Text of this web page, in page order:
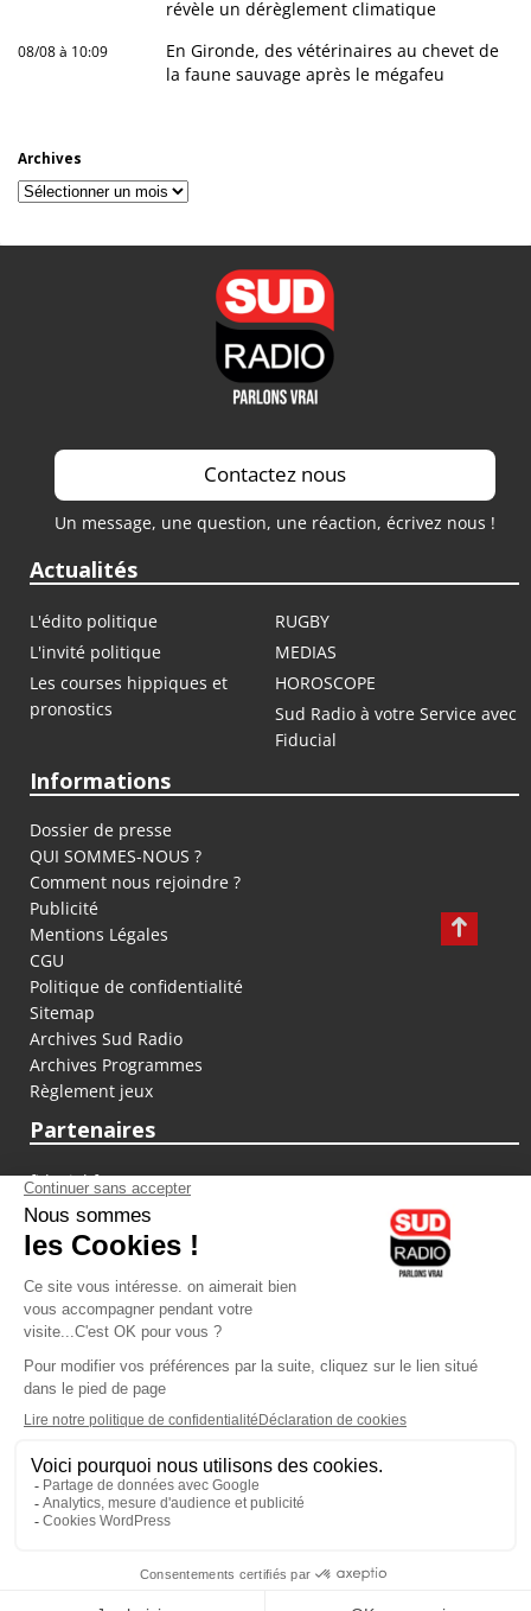
révèle un dérèglement climatique
08/08 à 10:09
En Gironde, des vétérinaires au chevet de
la faune sauvage après le mégafeu
Archives
Archives
Contactez nous
Un message, une question, une réaction, écrivez nous !
Actualités
L'édito politique
RUGBY
L'invité politique
MEDIAS
Les courses hippiques et
pronostics
HOROSCOPE
Sud Radio à votre Service avec
Fiducial
Informations
Dossier de presse
QUI SOMMES-NOUS ?
Comment nous rejoindre ?
Publicité
Mentions Légales
CGU
Politique de confidentialité
Sitemap
Archives Sud Radio
Archives Programmes
Règlement jeux
Partenaires
fiducial.fr
lyoncapitale.fr
olympique-et-lyonnais.com
L'application Iphone / Android
Téléchargez l'application
Les cookies
Gestion des cookies
Crédit photos : ©Sud Radio / Pierre Olivier